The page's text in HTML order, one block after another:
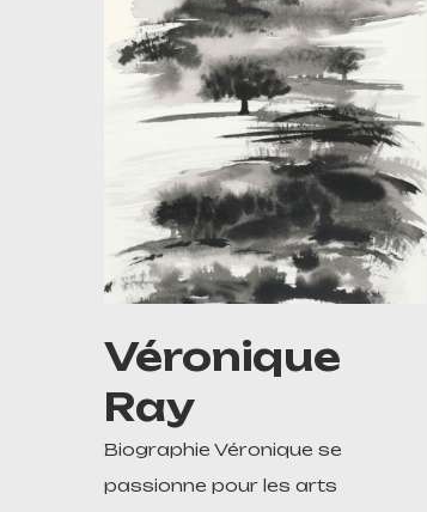
Véronique
Ray
Biographie Véronique se
passionne pour les arts